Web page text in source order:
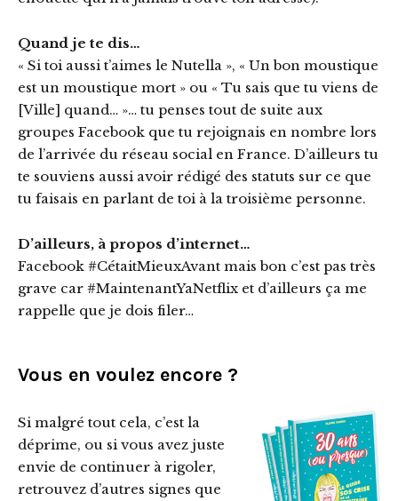
Quand je te dis…
« Si toi aussi t’aimes le Nutella », « Un bon moustique
est un moustique mort » ou « Tu sais que tu viens de
[Ville] quand… »… tu penses tout de suite aux
groupes Facebook que tu rejoignais en nombre lors
de l’arrivée du réseau social en France. D’ailleurs tu
te souviens aussi avoir rédigé des statuts sur ce que
tu faisais en parlant de toi à la troisième personne.
D’ailleurs, à propos d’internet…
Facebook #CétaitMieuxAvant mais bon c’est pas très
grave car #MaintenantYaNetflix et d’ailleurs ça me
rappelle que je dois filer…
Vous en voulez encore ?
Si malgré tout cela, c’est la
déprime, ou si vous avez juste
envie de continuer à rigoler,
retrouvez d’autres signes que